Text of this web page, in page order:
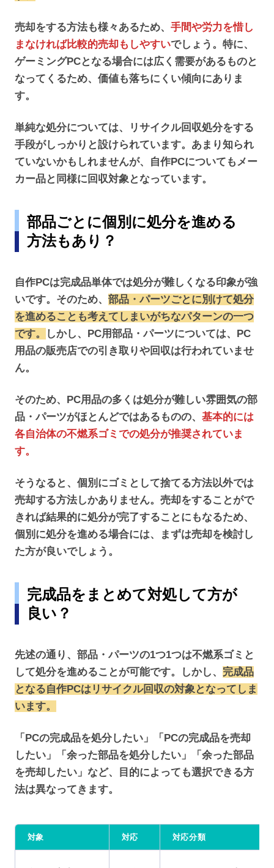
売却をする方法も様々あるため、 手間や労力を惜し
まなければ比較的売却もしやすいでしょう。特に、
ゲーミングPCとなる場合には広く需要があるものと
なってくるため、価値も落ちにくい傾向にありま
す。
単純な処分については、リサイクル回収処分をする
手段がしっかりと設けられています。あまり知られ
ていないかもしれませんが、自作PCについてもメー
カー品と同様に回収対象となっています。
部品ごとに個別に処分を進める
方法もあり？
自作PCは完成品単体では処分が難しくなる印象が強
いです。そのため、 部品・パーツごとに別けて処分
を進めることも考えてしまいがちなパターンの一つ
です。
しかし、PC用部品・パーツについては、PC
用品の販売店での引き取りや回収は行われていませ
ん。
そのため、PC用品の多くは処分が難しい雰囲気の部
品・パーツがほとんどではあるものの、 基本的には
各自治体の不燃系ゴミでの処分が推奨されていま
す。
そうなると、個別にゴミとして捨てる方法以外では
売却する方法しかありません。売却をすることがで
きれば結果的に処分が完了することにもなるため、
個別に処分を進める場合には、まずは売却を検討し
た方が良いでしょう。
完成品をまとめて対処して方が
良い？
先述の通り、部品・パーツの1つ1つは不燃系ゴミと
して処分を進めることが可能です。しかし、 完成品
となる自作PCはリサイクル回収の対象となってしま
います。
「PCの完成品を処分したい」「PCの完成品を売却
したい」「余った部品を処分したい」「余った部品
を売却したい」など、目的によっても選択できる方
法は異なってきます。
対象 対応 対応分類